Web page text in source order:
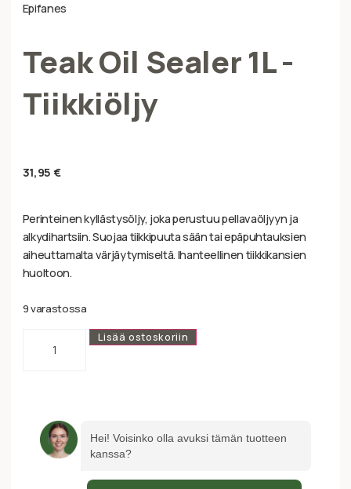
Epifanes
Teak Oil Sealer 1L -
Tiikkiöljy
31,95 €
Perinteinen kyllästysöljy, joka perustuu pellavaöljyyn ja
alkydihartsiin. Suojaa tiikkipuuta sään tai epäpuhtauksien
aiheuttamalta värjäytymiseltä. Ihanteellinen tiikkikansien
huoltoon.
9 varastossa
Lisää ostoskoriin